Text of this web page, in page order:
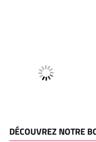
DÉCOUVREZ NOTRE